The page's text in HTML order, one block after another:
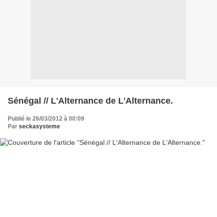
Sénégal // L'Alternance de L'Alternance.
Publié le 26/03/2012 à 00:09
Par seckasysteme